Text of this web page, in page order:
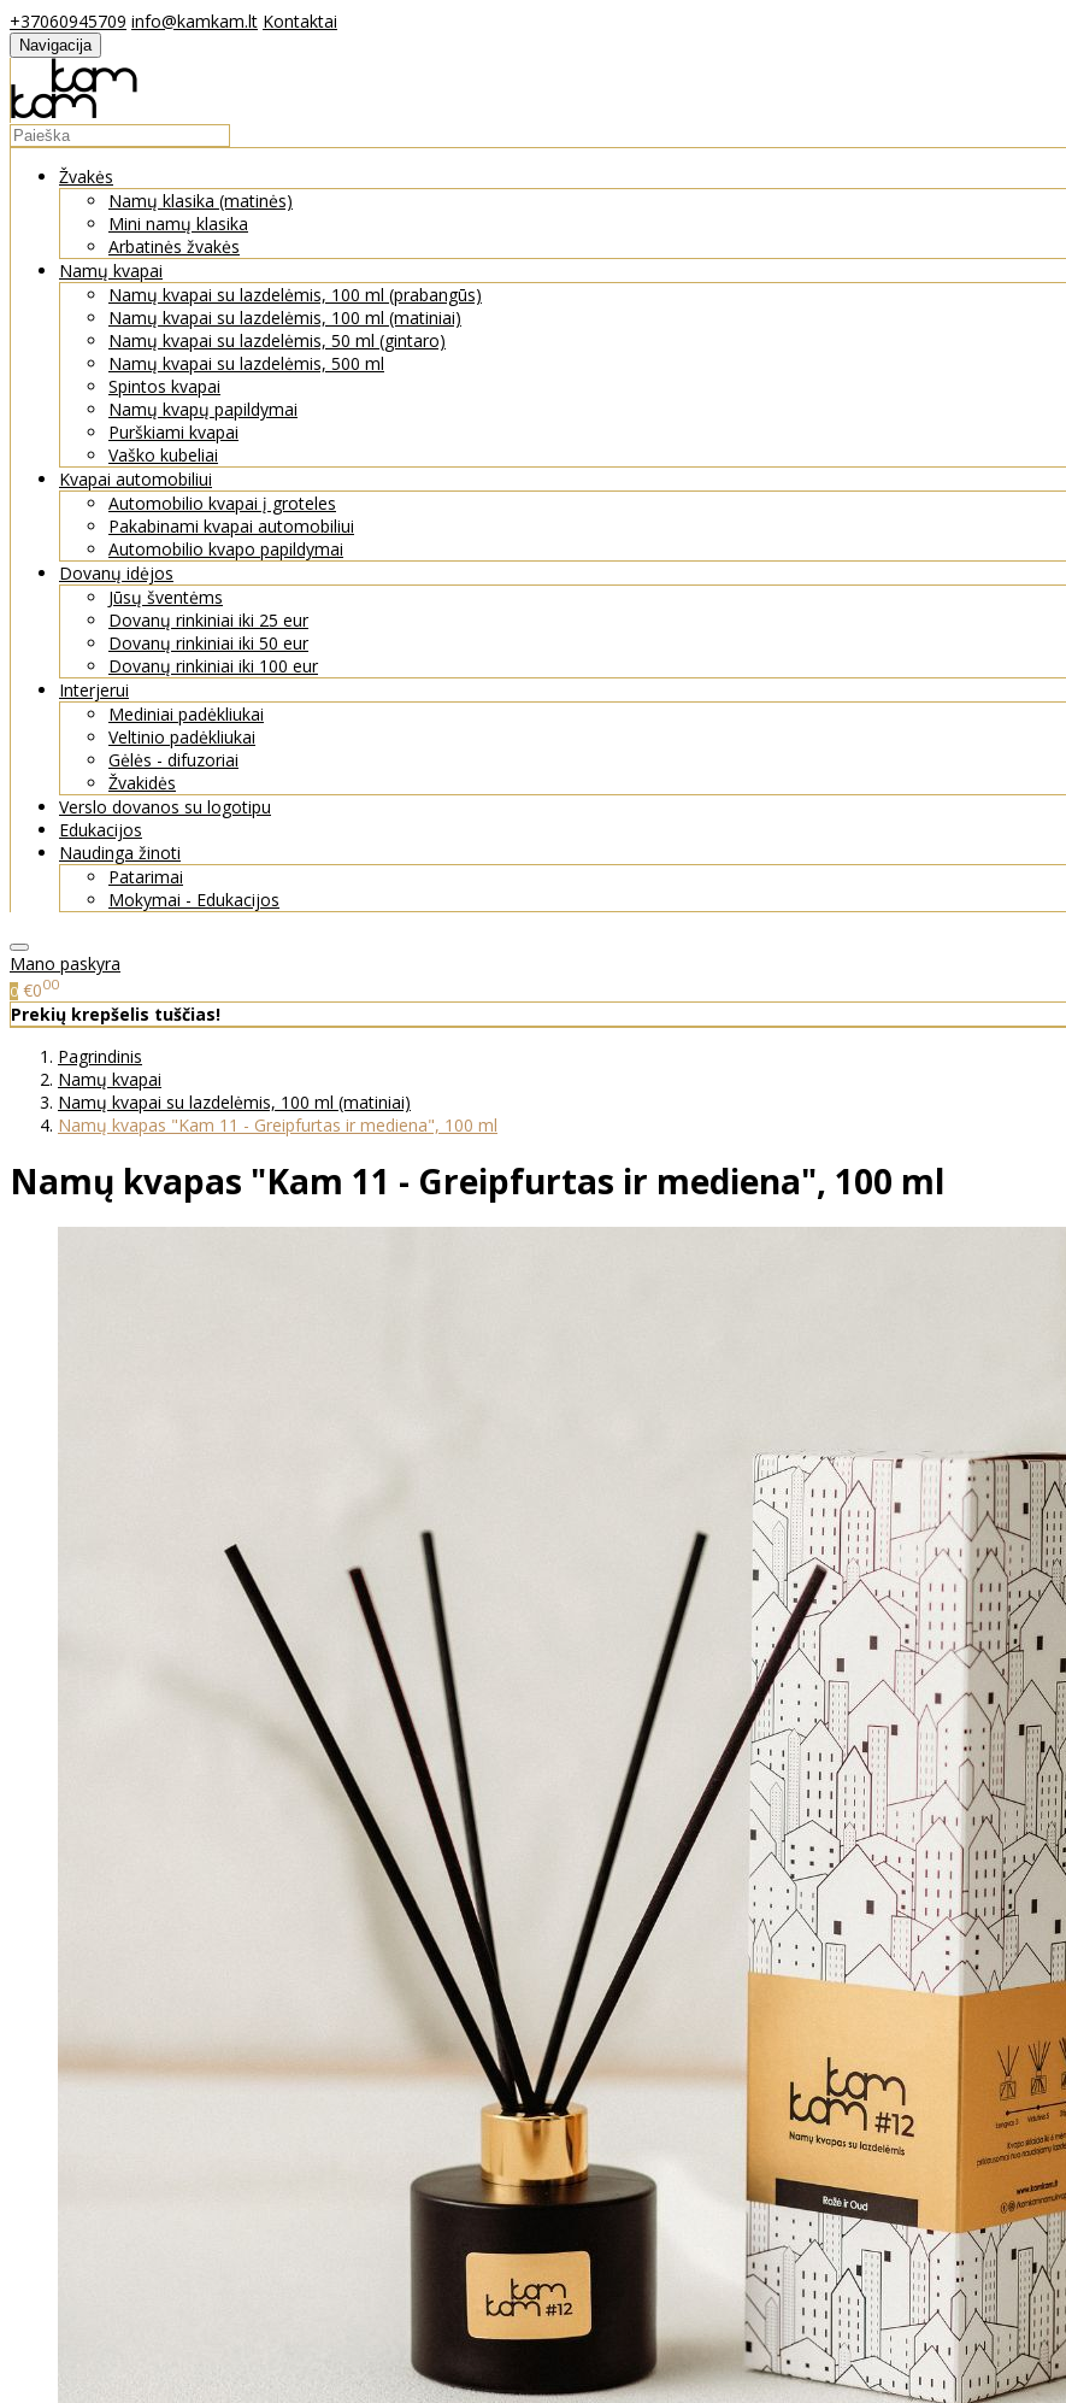
+37060945709 info@kamkam.lt Kontaktai
Navigacija
Žvakės
Namų klasika (matinės)
Mini namų klasika
Arbatinės žvakės
Namų kvapai
Namų kvapai su lazdelėmis, 100 ml (prabangūs)
Namų kvapai su lazdelėmis, 100 ml (matiniai)
Namų kvapai su lazdelėmis, 50 ml (gintaro)
Namų kvapai su lazdelėmis, 500 ml
Spintos kvapai
Namų kvapų papildymai
Purškiami kvapai
Vaško kubeliai
Kvapai automobiliui
Automobilio kvapai į groteles
Pakabinami kvapai automobiliui
Automobilio kvapo papildymai
Dovanų idėjos
Jūsų šventėms
Dovanų rinkiniai iki 25 eur
Dovanų rinkiniai iki 50 eur
Dovanų rinkiniai iki 100 eur
Interjerui
Mediniai padėkliukai
Veltinio padėkliukai
Gėlės - difuzoriai
Žvakidės
Verslo dovanos su logotipu
Edukacijos
Naudinga žinoti
Patarimai
Mokymai - Edukacijos
Mano paskyra
0 €000
Prekių krepšelis tuščias!
Pagrindinis
Namų kvapai
Namų kvapai su lazdelėmis, 100 ml (matiniai)
Namų kvapas "Kam 11 - Greipfurtas ir mediena", 100 ml
Namų kvapas "Kam 11 - Greipfurtas ir mediena", 100 ml